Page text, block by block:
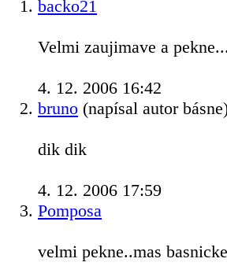
backo21
Velmi zaujimave a pekne...
4. 12. 2006 16:42
bruno (napísal autor
dik dik
4. 12. 2006 17:59
Pomposa
velmi pekne..mas